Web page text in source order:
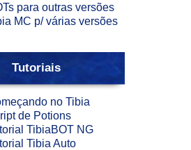
para outras versões
MC p/ várias versões
Tutoriais
no Tibia
de Potions
TibiaBOT NG
Tibia Auto